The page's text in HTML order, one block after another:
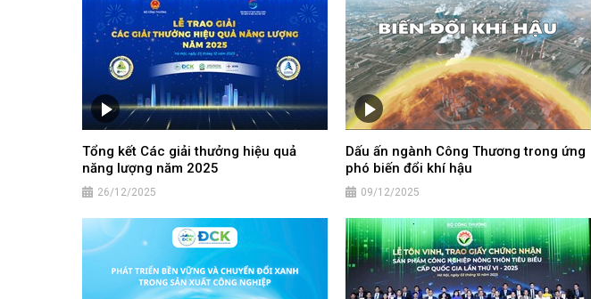
Tổng kết Các giải thưởng hiệu quả
năng lượng năm 2025
26/12/2025
Dấu ấn ngành Công Thương trong ứng
phó biến đổi khí hậu
09/12/2025